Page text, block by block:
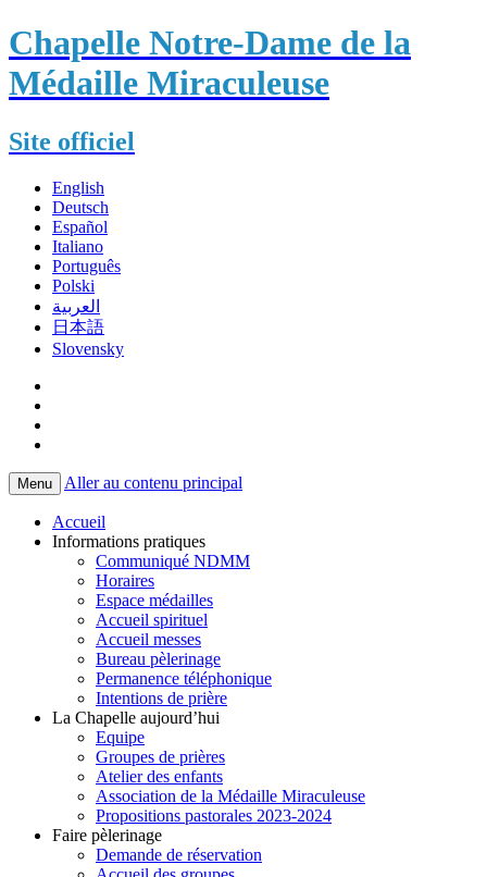
Chapelle Notre-Dame de la
Médaille Miraculeuse
Site officiel
English
Deutsch
Español
Italiano
Português
Polski
العربية
日本語
Slovensky
Menu Aller au contenu principal
Accueil
Informations pratiques
Communiqué NDMM
Horaires
Espace médailles
Accueil spirituel
Accueil messes
Bureau pèlerinage
Permanence téléphonique
Intentions de prière
La Chapelle aujourd’hui
Equipe
Groupes de prières
Atelier des enfants
Association de la Médaille Miraculeuse
Propositions pastorales 2023-2024
Faire pèlerinage
Demande de réservation